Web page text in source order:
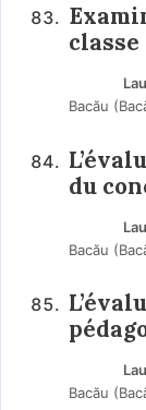
classe
Bacău
du
Bacău
Bacău